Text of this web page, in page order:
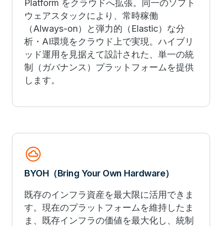
Platform をクラウドへ拡張。同一のソフト
ウェアスタックにより、常時稼働
（Always-on）と弾力的（Elastic）な分
析・AI環境をクラウド上で実現。ハイブリ
ッド運用を見据えて設計された、単一の統
制（ガバナンス）プラットフォームを提供
します。
cloud_circle
BYOH（Bring Your Own Hardware）
既存のインフラ資産を最大限に活用できま
す。現在のプラットフォームを維持したま
ま、既存インフラの価値を最大化し、統制